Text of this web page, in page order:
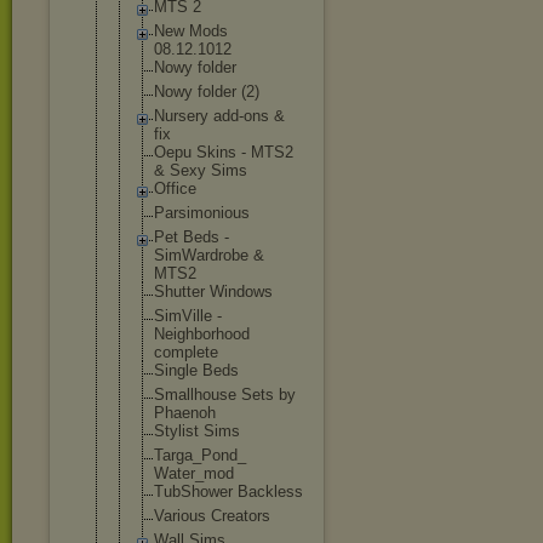
MTS 2
New Mods
08.12.1012
Nowy folder
Nowy folder (2)
Nursery add-ons &
fix
Oepu Skins - MTS2
& Sexy Sims
Office
Parsimonious
Pet Beds -
SimWardrobe &
MTS2
Shutter Windows
SimVille -
Neighborhood
complete
Single Beds
Smallhouse Sets by
Phaenoh
Stylist Sims
Targa_Pond_
Water_mod
TubShower Backless
Various Creators